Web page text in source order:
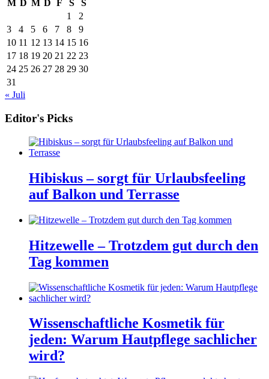
M D M D F S
S
1
2
3
4 5 6 7 8
9
10 11 12 13 14 15 16
17 18 19 20 21 22 23
24 25 26 27 28 29 30
31
« Juli
Editor's Picks
Hibiskus – sorgt für Urlaubsfeeling
auf Balkon und Terrasse
Hitzewelle – Trotzdem gut durch den
Tag kommen
Wissenschaftliche Kosmetik für
jeden: Warum Hautpflege sachlicher
wird?